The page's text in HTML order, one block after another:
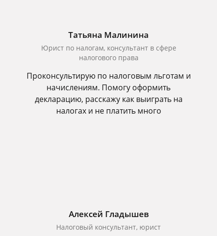
Татьяна Малинина
Юрист по налогам, консультант в сфере
налогового права
Проконсультирую по налоговым льготам и
начислениям. Помогу оформить
декларацию, расскажу как выиграть на
налогах и не платить много
Алексей Гладышев
Налоговый консультант, юрист